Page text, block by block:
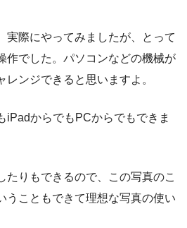
実際にやってみましたが、とって
作でした。パソコンなどの機械が
ンジできると思いますよ。
iPadからでもPCからでもできま
たりもできるので、この写真のこ
うこともできて理想な写真の使い